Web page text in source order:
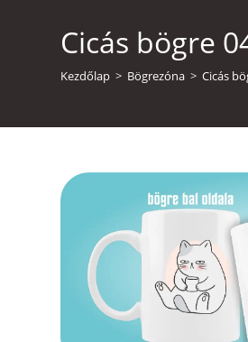
Cicás bögre
Kezdőlap > Bögrezóna > Cicás